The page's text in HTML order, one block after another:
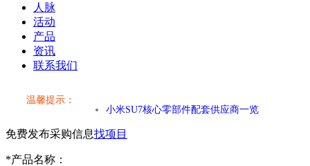
人脉
活动
产品
资讯
联系我们
温馨提示：
小米SU7核心零部件配套供应商一览
乐道L60核心零部件配套供应商一览
免费发布采购信息找项目
*产品名称：